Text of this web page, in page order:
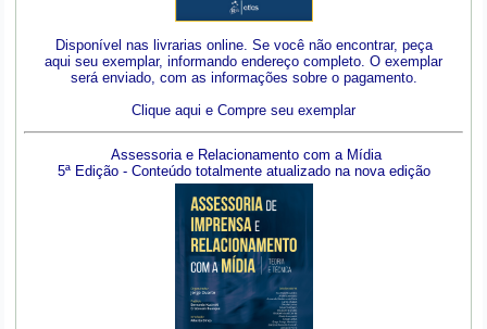
Disponível nas livrarias online. Se você não encontrar, peça
aqui seu exemplar, informando endereço completo. O exemplar
será enviado, com as informações sobre o pagamento.
Clique aqui e Compre seu exemplar
Assessoria e Relacionamento com a Mídia
5ª Edição - Conteúdo totalmente atualizado na nova edição